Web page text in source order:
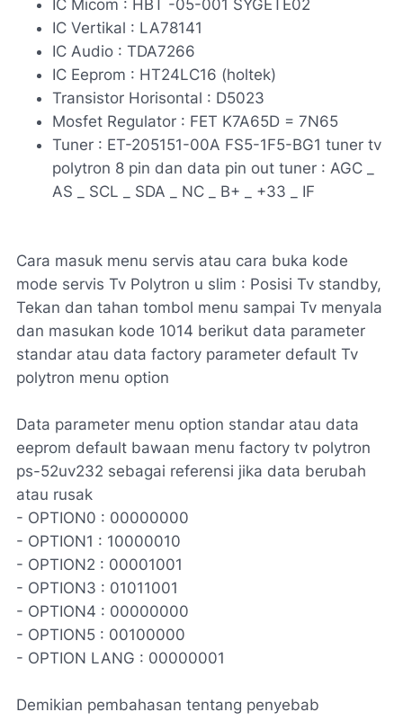
IC Micom : HBT -05-001 SYGETE02
IC Vertikal : LA78141
IC Audio : TDA7266
IC Eeprom : HT24LC16 (holtek)
Transistor Horisontal : D5023
Mosfet Regulator : FET K7A65D = 7N65
Tuner : ET-205151-00A FS5-1F5-BG1 tuner tv
polytron 8 pin dan data pin out tuner : AGC _
AS _ SCL _ SDA _ NC _ B+ _ +33 _ IF
Cara masuk menu servis atau cara buka kode
mode servis Tv Polytron u slim : Posisi Tv standby,
Tekan dan tahan tombol menu sampai Tv menyala
dan masukan kode 1014 berikut data parameter
standar atau data factory parameter default Tv
polytron menu option
Data parameter menu option standar atau data
eeprom default bawaan menu factory tv polytron
ps-52uv232 sebagai referensi jika data berubah
atau rusak
- OPTION0 : 00000000
- OPTION1 : 10000010
- OPTION2 : 00001001
- OPTION3 : 01011001
- OPTION4 : 00000000
- OPTION5 : 00100000
- OPTION LANG : 00000001
Demikian pembahasan tentang penyebab